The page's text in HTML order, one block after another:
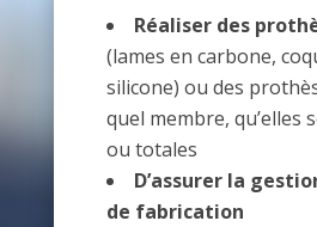
Réaliser des
(lames en carbone,
silicone) ou des
quel membre, qu’elles
ou totales
D’assurer la
de fabrication